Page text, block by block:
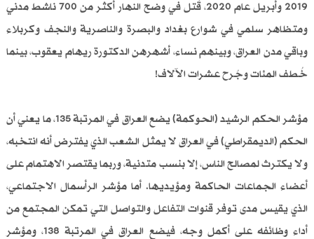
2019 وأبريل عام 2020، قُتل في وضح النهار أكثر من 700 ناشط مدني
ومتظاهر سلمي في شوارع بغداد والبصرة والناصرية والنجف وكربلاء
وباقي مدن العراق، وبينهم نساء، أشهرهن الدكتورة ريهام يعقوب، بينما
خُطف المئات وجُرح عشرات الآلاف!
مؤشر الحكم الرشيد (الحوكمة) يضع العراق في المرتبة 135، ما يعني أن
الحكم (الديمقراطي) في العراق لا يمثل الشعب الذي يفترض أنه انتخبه،
ولا يكترث لمصالح الناس، إلا بنسب متدنية، وربما يقتصر الاهتمام على
أعضاء الجماعات الحاكمة ومؤيديها. أما مؤشر الرأسمال الاجتماعي،
الذي يقيس مدى توفر قنوات التفاعل والتواصل التي تمكن المجتمع من
أداء وظائفه على أكمل وجه، فيضع العراق في المرتبة 138، ومؤشر